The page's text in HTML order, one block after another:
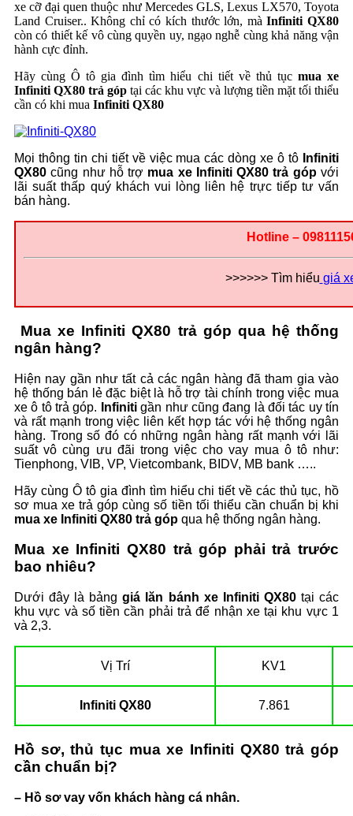
vực
xe cỡ đại quen thuộc như Mercedes GLS, Lexus LX570, Toyota
Land Cruiser.. Không chỉ có kích thước lớn, mà Infiniti QX80
còn có thiết kế vô cùng quyền uy, ngạo nghễ cùng khả năng vận
hành cực đỉnh.
Hãy cùng Ô tô gia đình tìm hiểu chi tiết về thủ tục mua xe
Infiniti QX80 trả góp tại các khu vực và lượng tiền mặt tối thiểu
cần có khi mua Infiniti QX80
Mọi thông tin chi tiết về việc mua các dòng xe ô tô Infiniti
QX80 cũng như hỗ trợ mua xe Infiniti QX80 trả gópvới
lãi suất thấp quý khách vui lòng liên hệ trực tiếp tư vấn
bán hàng.
Hotline –
>>>>>> Tìm hiểu giá
Mua xe Infiniti QX80 trả góp qua hệ thống
ngân hàng?
Hiện nay gần như tất cả các ngân hàng đã tham gia vào
hệ thống bán lẻ đặc biệt là hỗ trợ tài chính trong việc mua
xe ô tô trả góp. Infinitigần như cũng đang là đối tác uy tín
và rất mạnh trong việc liên kết hợp tác với hệ thống ngân
hàng. Trong số đó có những ngân hàng rất mạnh với lãi
suất vô cùng ưu đãi trong việc cho vay mua ô tô như:
Tienphong, VIB, VP, Vietcombank, BIDV, MB bank …..
Hãy cùng Ô tô gia đình tìm hiểu chi tiết về các thủ tục, hồ
sơ mua xe trả góp cùng số tiền tối thiểu cần chuẩn bị khi
mua xe Infiniti QX80 trả góp qua hệ thống ngân hàng.
Mua xe Infiniti QX80 trả góp phải trả trước
bao nhiêu?
Dưới đây là bảnggiá lăn bánh xe Infiniti QX80 tại các
khu vực và số tiền cần phải trả để nhận xe tại khu vực 1
và 2,3.
Vị Trí KV1
Infiniti QX80 7.861
Hồ sơ, thủ tục mua xe Infiniti QX80 trả góp
cần chuẩn bị?
– Hồ sơ vay vốn khách hàng cá nhân.